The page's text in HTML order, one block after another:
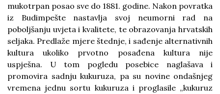
mukotrpan posao sve do 1881. godine. Nakon povratka
iz Budimpešte nastavlja svoj neumorni rad na
poboljšanju uvjeta i kvalitete, te obrazovanja hrvatskih
seljaka. Predlaže mjere štednje, i sađenje alternativnih
kultura ukoliko prvotno posađena kultura nije
uspješna. U tom pogledu posebice naglašava i
promovira sadnju kukuruza, pa su novine ondašnjeg
vremena jednu sortu kukuruza i proglasile „kukuruz